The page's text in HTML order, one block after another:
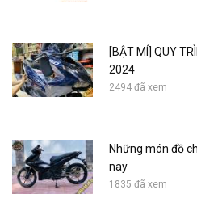
[BẬT MÍ] QUY
2024
2494 đã xem
Những món đồ
nay
1835 đã xem